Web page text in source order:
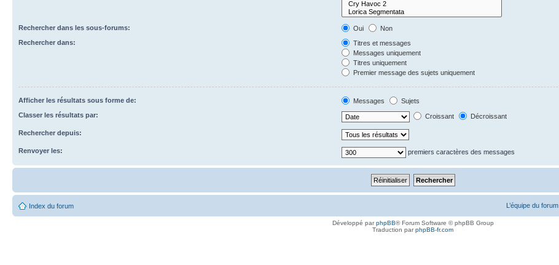
Rechercher dans les sous-forums: Oui
Non
Rechercher dans:
Titres et messages
Messages uniquement
Titres uniquement
Premier message des sujets uniquement
Afficher les résultats sous forme de: Messages
Sujets
Classer les résultats par:
Croissant Décroissant
Rechercher depuis:
Renvoyer les: premiers caractères des messages
Index du forum L’équipe du forum
Développé parphpBB® Forum Software © phpBB Group
Traduction parphpBB-fr.com